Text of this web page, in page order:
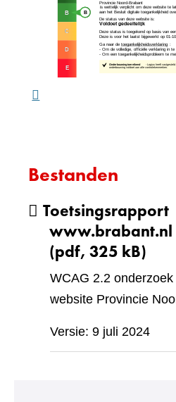
Bestanden
Toetsingsrapport
www.brabant.nl
(pdf, 325 kB)
WCAG 2.2
website Provincie
Versie: 9 juli 2024